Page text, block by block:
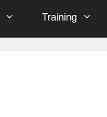
Training